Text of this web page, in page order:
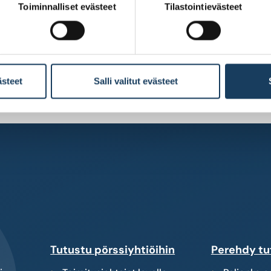
Toiminnalliset evästeet Tilastointievästeet
Salli valitut evästeet
Tutustu pörssiyhtiöihin Perehdy